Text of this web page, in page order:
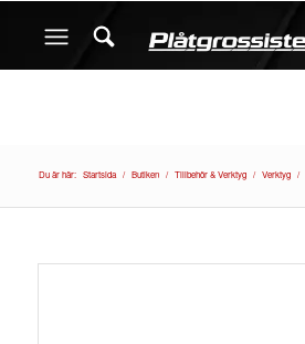
Du är här: Startsida / Butiken / Tillbehör & Verktyg / Verktyg /